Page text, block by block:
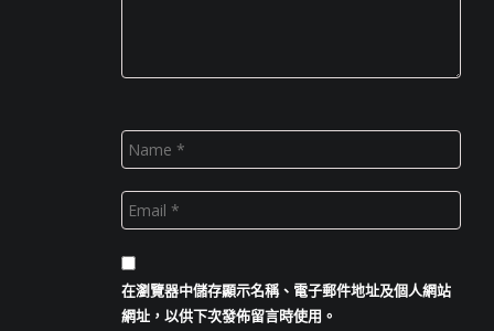
在瀏覽器中儲存顯示名稱、電子郵件地址及個人網站
網址，以供下次發佈留言時使用。